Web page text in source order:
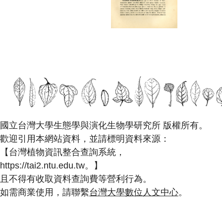
國立台灣大學生態學與演化生物學研究所 版權所有。
歡迎引用本網站資料，並請標明資料來源：
【台灣植物資訊整合查詢系統，
https://tai2.ntu.edu.tw。】
且不得有收取資料查詢費等營利行為。
如需商業使用，請聯繫台灣大學數位人文中心。